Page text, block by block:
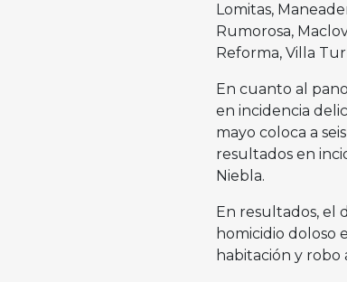
Lomitas,
Rumorosa,
Reforma, Villa
En cuanto al
en incidencia
mayo coloca a
resultados en
Niebla.
En resultados, el
homicidio doloso
habitación y robo